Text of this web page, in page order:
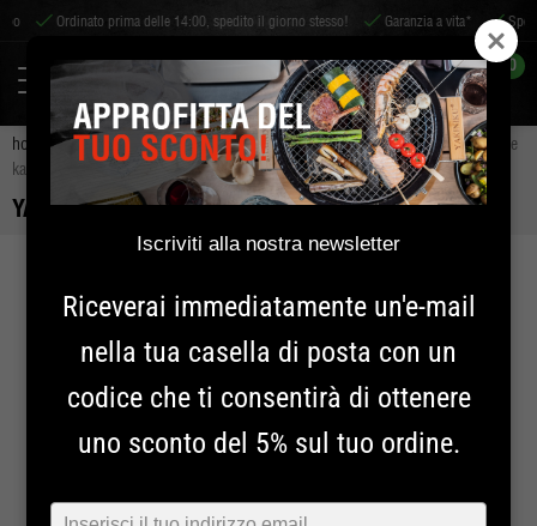
Ordinato prima delle 14:00, spedito il giorno stesso! Garanzia a vita*
0
home kamado xlargeyakiniku 22 inch kamado grill
yakiniku xlarge
kamado di base
YAKINIKU XLARGE KAMADO DI BASE
SENZA SET PROFESSIONALE
Iscriviti alla nostra newsletter
Riceverai immediatamente un'e-mail
nella tua casella di posta con un
codice che ti consentirà di ottenere
uno sconto del 5% sul tuo ordine.
Typ